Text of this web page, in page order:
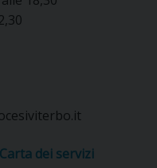
Carta dei servizi